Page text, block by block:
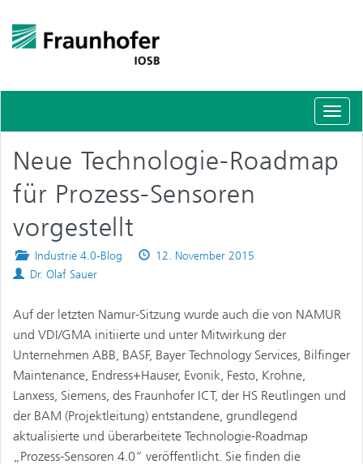
Neue Technologie-Roadmap
für Prozess-Sensoren
vorgestellt
Posted
in
Industrie 4.0-Blog
Published
12. November 2015
Authors
Dr. Olaf Sauer
Auf der letzten Namur-Sitzung wurde auch die von NAMUR
und VDI/GMA initiierte und unter Mitwirkung der
Unternehmen ABB, BASF, Bayer Technology Services, Bilfinger
Maintenance, Endress+Hauser, Evonik, Festo, Krohne,
Lanxess, Siemens, des Fraunhofer ICT, der HS Reutlingen und
der BAM (Projektleitung) entstandene, grundlegend
aktualisierte und überarbeitete Technologie-Roadmap
„Prozess-Sensoren 4.0“ veröffentlicht. Sie finden die